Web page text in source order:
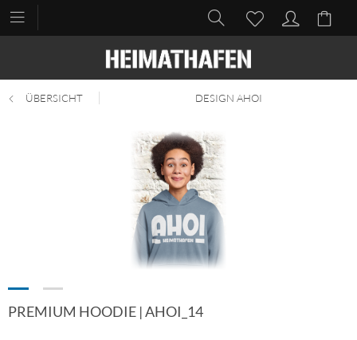
ÜBERSICHT DESIGN AHOI
PREMIUM HOODIE | AHOI_14